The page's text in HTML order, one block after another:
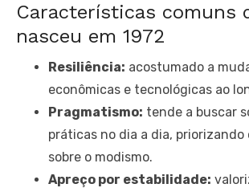
Características comuns
nasceu em 1972
Resiliência: acostumado a
econômicas e tecnológicas ao
Pragmatismo: tende a buscar
práticas no dia a dia, priorizando
sobre o modismo.
Apreço por estabilidade: